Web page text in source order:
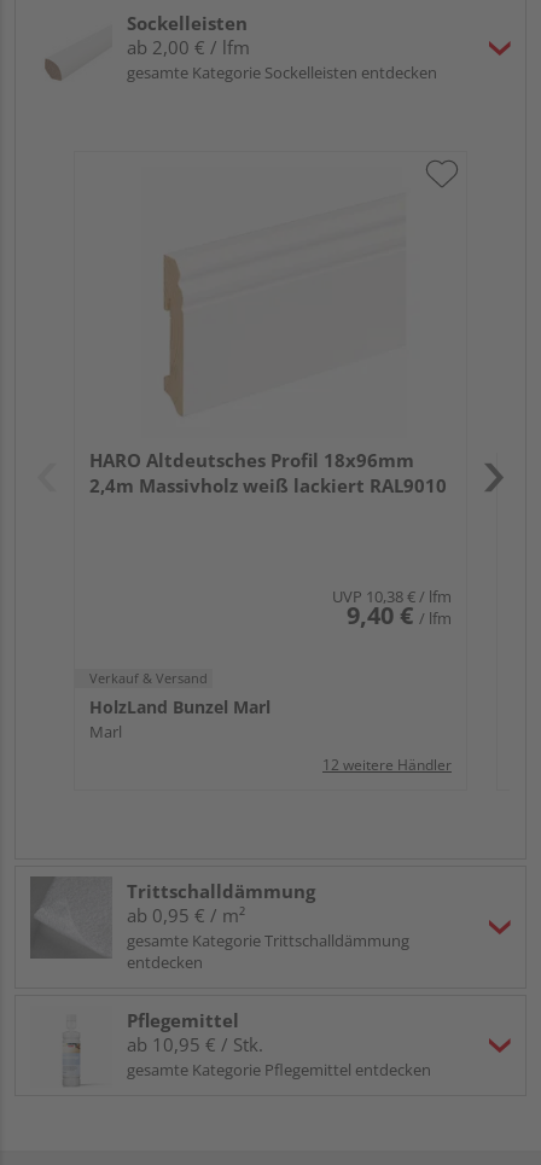
Sockelleisten
ab 2,00 € / lfm
gesamte Kategorie Sockelleisten entdecken
HARO Altdeutsches Profil 18x96mm
2,4m Massivholz weiß lackiert RAL9010
UVP 10,38 €/ lfm
9,40 € / lfm
Verkauf & Versand
HolzLand Bunzel Marl
Marl
12 weitere Händler
Trittschalldämmung
ab 0,95 € / m²
gesamte Kategorie Trittschalldämmung
entdecken
Pflegemittel
ab 10,95 € / Stk.
gesamte Kategorie Pflegemittel entdecken